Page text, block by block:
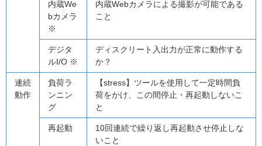
内蔵We
bカメラ
※
内蔵Webカメラによる撮影が可能である
こと
デジタ
ルI/O ※
ディスクリート入出力が正常に動作する
か？
連続
動作
負荷ラ
ンニン
グ
【stress】ツールを使用して一定時間負
荷をかけ、この間停止・再起動しないこ
と
再起動
10回連続で繰り返し再起動させ停止しな
いこと